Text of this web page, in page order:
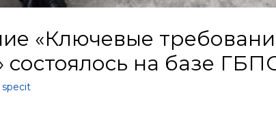
«Ключевые
состоялось на базе
specit